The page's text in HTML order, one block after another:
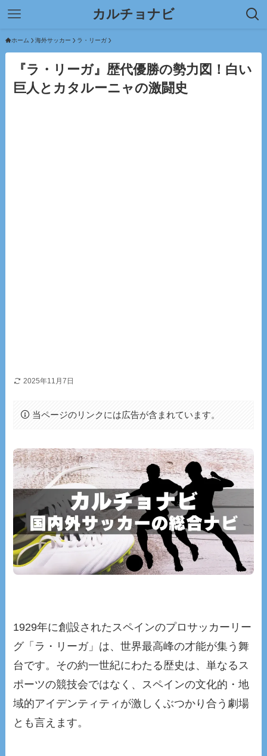
カルチョナビ
ホーム 海外サッカー ラ・リーガ
『ラ・リーガ』歴代優勝の勢力図！白い
巨人とカタルーニャの激闘史
2025年11月7日
当ページのリンクには広告が含まれています。
1929年に創設されたスペインのプロサッカーリー
グ「ラ・リーガ」は、世界最高峰の才能が集う舞
台です。その約一世紀にわたる歴史は、単なるス
ポーツの競技会ではなく、スペインの文化的・地
域的アイデンティティが激しくぶつかり合う劇場
とも言えます。